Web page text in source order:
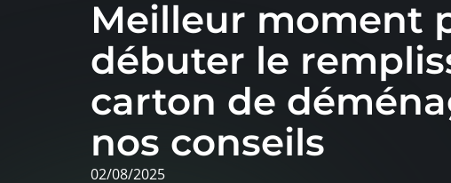
Meilleur moment
débuter le
carton de
nos conseils
02/08/2025